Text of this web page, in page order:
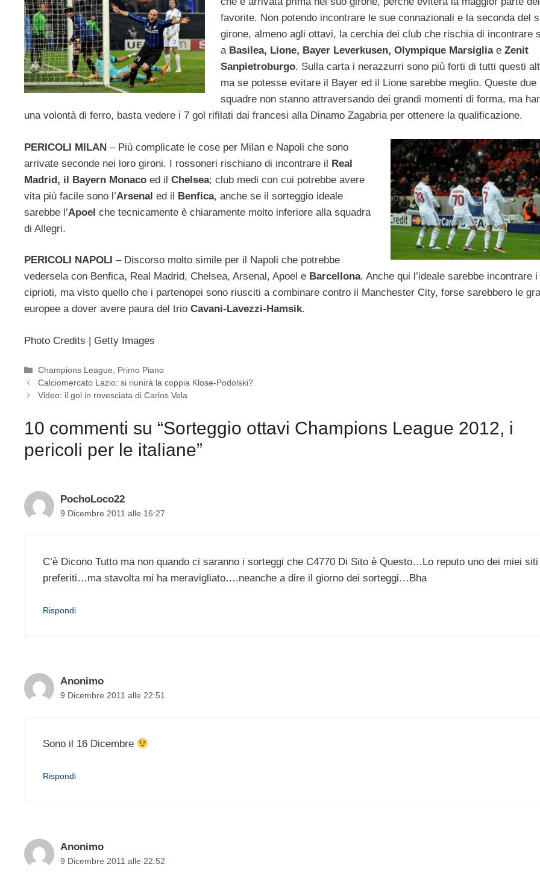
favorite. Non potendo incontrare le sue connazionali e la seconda del
girone, almeno agli ottavi, la cerchia dei club che rischia di incontrare
a Basilea, Lione, Bayer Leverkusen, Olympique Marsigliae Zenit
Sanpietroburgo. Sulla carta i nerazzurri sono più forti di tutti questi
ma se potesse evitare il Bayer ed il Lione sarebbe meglio. Queste due
squadre non stanno attraversando dei grandi momenti di forma, ma
una volontà di ferro, basta vedere i 7 gol rifilati dai francesi alla Dinamo Zagabria per ottenere la qualificazione.
PERICOLI MILAN – Più complicate le cose per Milan e Napoli che sono
arrivate seconde nei loro gironi. I rossoneri rischiano di incontrare il Real
Madrid, il Bayern Monaco ed il Chelsea; club medi con cui potrebbe avere
vita più facile sono l’Arsenal ed il Benfica, anche se il sorteggio ideale
sarebbe l’Apoel che tecnicamente è chiaramente molto inferiore alla squadra
di Allegri.
PERICOLI NAPOLI – Discorso molto simile per il Napoli che potrebbe
vedersela con Benfica, Real Madrid, Chelsea, Arsenal, Apoel e Barcellona. Anche qui l’ideale sarebbe incontrare i
ciprioti, ma visto quello che i partenopei sono riusciti a combinare contro il Manchester City, forse sarebbero le
europee a dover avere paura del trio Cavani-Lavezzi-Hamsik.
Photo Credits | Getty Images
Categorie
Champions League, Primo Piano
Calciomercato Lazio: si riunirà la coppia Klose-Podolski?
Video: il gol in rovesciata di Carlos Vela
10 commenti su “Sorteggio ottavi Champions League 2012, i
pericoli per le italiane”
PochoLoco22
9 Dicembre 2011 alle 16:27
C’è Dicono Tutto ma non quando ci saranno i sorteggi che C4770 Di Sito è Questo…Lo reputo uno dei miei siti
preferiti…ma stavolta mi ha meravigliato….neanche a dire il giorno dei sorteggi…Bha
Rispondi
Anonimo
9 Dicembre 2011 alle 22:51
Sono il 16 Dicembre
Rispondi
Anonimo
9 Dicembre 2011 alle 22:52